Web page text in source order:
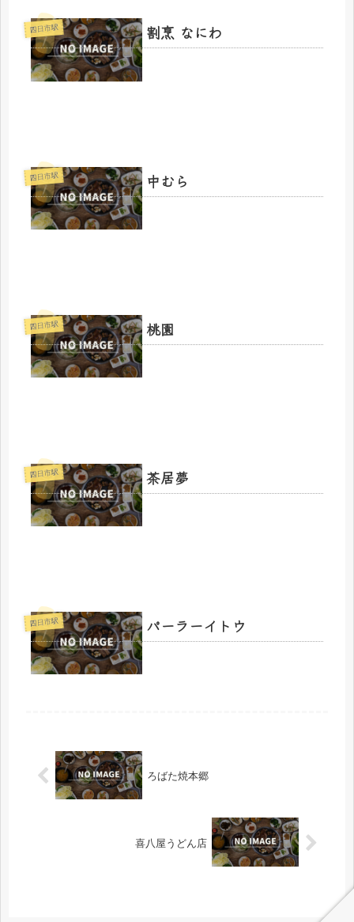
四日市駅 割烹 なにわ
四日市駅 中むら
四日市駅 桃園
四日市駅 茶居夢
四日市駅 パーラーイトウ
ろばた焼本郷
喜八屋うどん店